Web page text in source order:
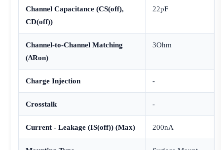
Channel Capacitance (CS(off),
CD(off))
22pF
Channel-to-Channel Matching
(ΔRon)
3Ohm
Charge Injection -
Crosstalk -
Current - Leakage (IS(off)) (Max) 200nA